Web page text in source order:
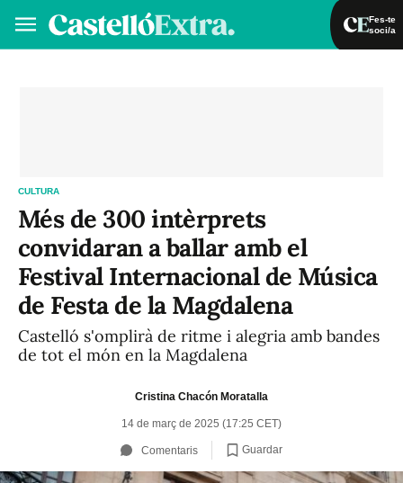
Fes-te
soci/a
CULTURA
Més de 300 intèrprets
convidaran a ballar amb el
Festival Internacional de Música
de Festa de la Magdalena
Castelló s'omplirà de ritme i alegria amb bandes
de tot el món en la Magdalena
Cristina Chacón Moratalla
14 de març de 2025 (17:25 CET)
Comentaris Guardar